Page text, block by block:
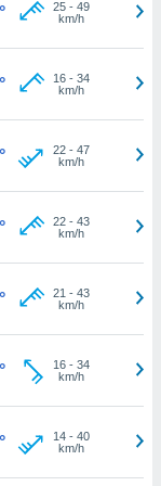
25- 49
km/h
16- 34
km/h
22- 47
km/h
22- 43
km/h
21 - 43
km/h
16- 34
km/h
14- 40
km/h